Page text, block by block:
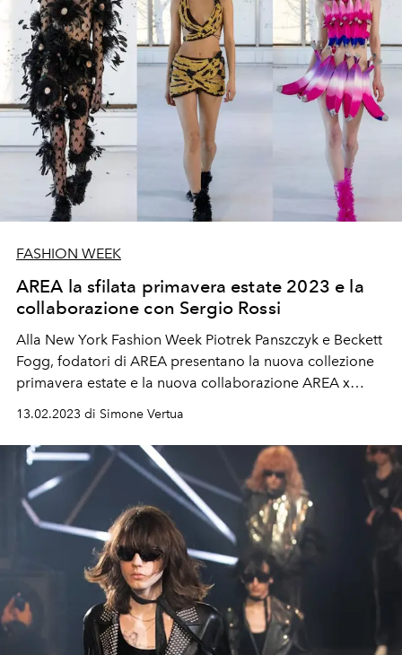
FASHION WEEK
AREA la sfilata primavera estate 2023 e la
collaborazione con Sergio Rossi
Alla New York Fashion Week Piotrek Panszczyk e Beckett
Fogg, fodatori di AREA presentano la nuova collezione
primavera estate e la nuova collaborazione AREA x
13.02.2023 di Simone Vertua